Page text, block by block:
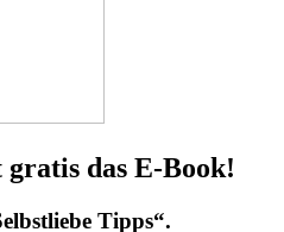
das E-Book!
Tipps“.